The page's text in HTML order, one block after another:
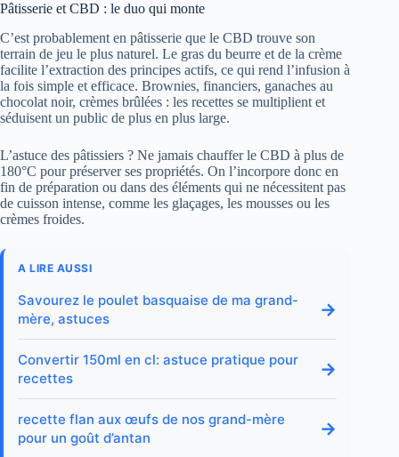
Pâtisserie et CBD : le duo qui monte
C’est probablement en pâtisserie que le CBD trouve son
terrain de jeu le plus naturel. Le gras du beurre et de la crème
facilite l’extraction des principes actifs, ce qui rend l’infusion à
la fois simple et efficace. Brownies, financiers, ganaches au
chocolat noir, crèmes brûlées : les recettes se multiplient et
séduisent un public de plus en plus large.
L’astuce des pâtissiers ? Ne jamais chauffer le CBD à plus de
180°C pour préserver ses propriétés. On l’incorpore donc en
fin de préparation ou dans des éléments qui ne nécessitent pas
de cuisson intense, comme les glaçages, les mousses ou les
crèmes froides.
A LIRE AUSSI
Savourez le poulet basquaise de ma grand-
mère, astuces
→
Convertir 150ml en cl: astuce pratique pour
recettes
→
recette flan aux œufs de nos grand-mère
pour un goût d’antan
→